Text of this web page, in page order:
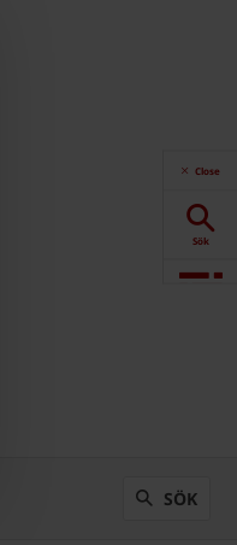
SÖK
Close
Sök